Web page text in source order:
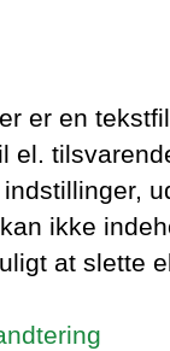
er en
el.
ikke
at slette